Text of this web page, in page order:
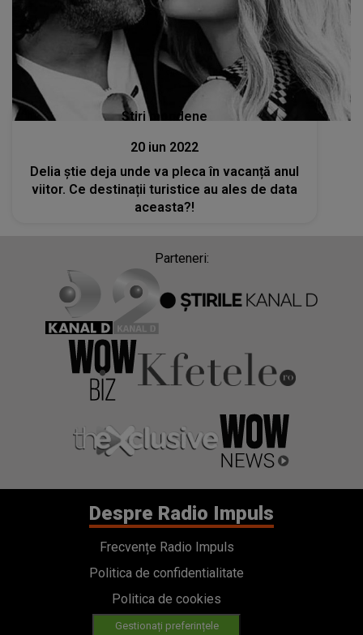
Stiri mondene
20 iun 2022
Delia știe deja unde va pleca în vacanță anul
viitor. Ce destinații turistice au ales de data
aceasta?!
Parteneri:
Despre Radio Impuls
Frecvențe Radio Impuls
Politica de confidentialitate
Politica de cookies
Gestionați preferințele